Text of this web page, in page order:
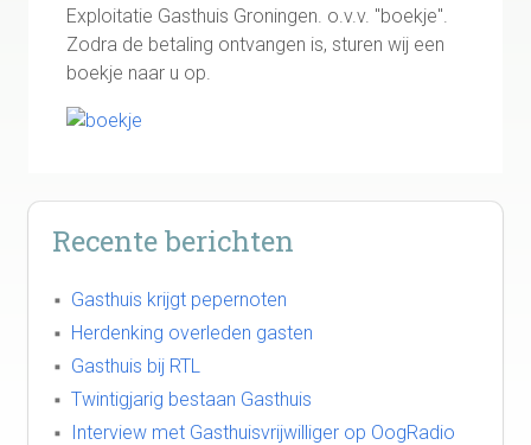
Exploitatie Gasthuis Groningen. o.v.v. "boekje".
Zodra de betaling ontvangen is, sturen wij een
boekje naar u op.
Recente berichten
Gasthuis krijgt pepernoten
Herdenking overleden gasten
Gasthuis bij RTL
Twintigjarig bestaan Gasthuis
Interview met Gasthuisvrijwilliger op OogRadio